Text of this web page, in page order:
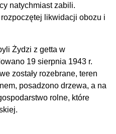
natychmiast zabili.
likwidacji obozu i
Żydzi z getta w
19 sierpnia 1943 r.
zostały rozebrane, teren
posadzono drzewa, a na
rolne, które